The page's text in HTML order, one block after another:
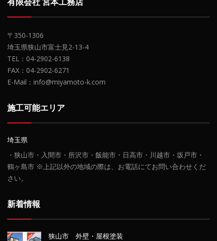
〒350-1306
埼玉県狭山市富士見2-13-4
TEL：04-2902-6138
FAX：04-2902-6271
E-Mail：info@miyamoto-k.com
施工可能エリア
埼玉県
・狭山市・入間市・所沢市・飯能市・日高市・川越市・坂戸市・
鶴ヶ島市 ※上記以外の地域の際は、お電話にてお問い合わせくだ
さい。
新着情報
狭山市 外壁・屋根塗装